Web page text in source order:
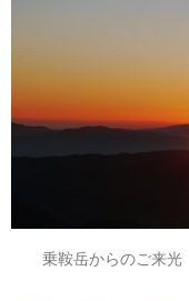
乗鞍岳からのご来光